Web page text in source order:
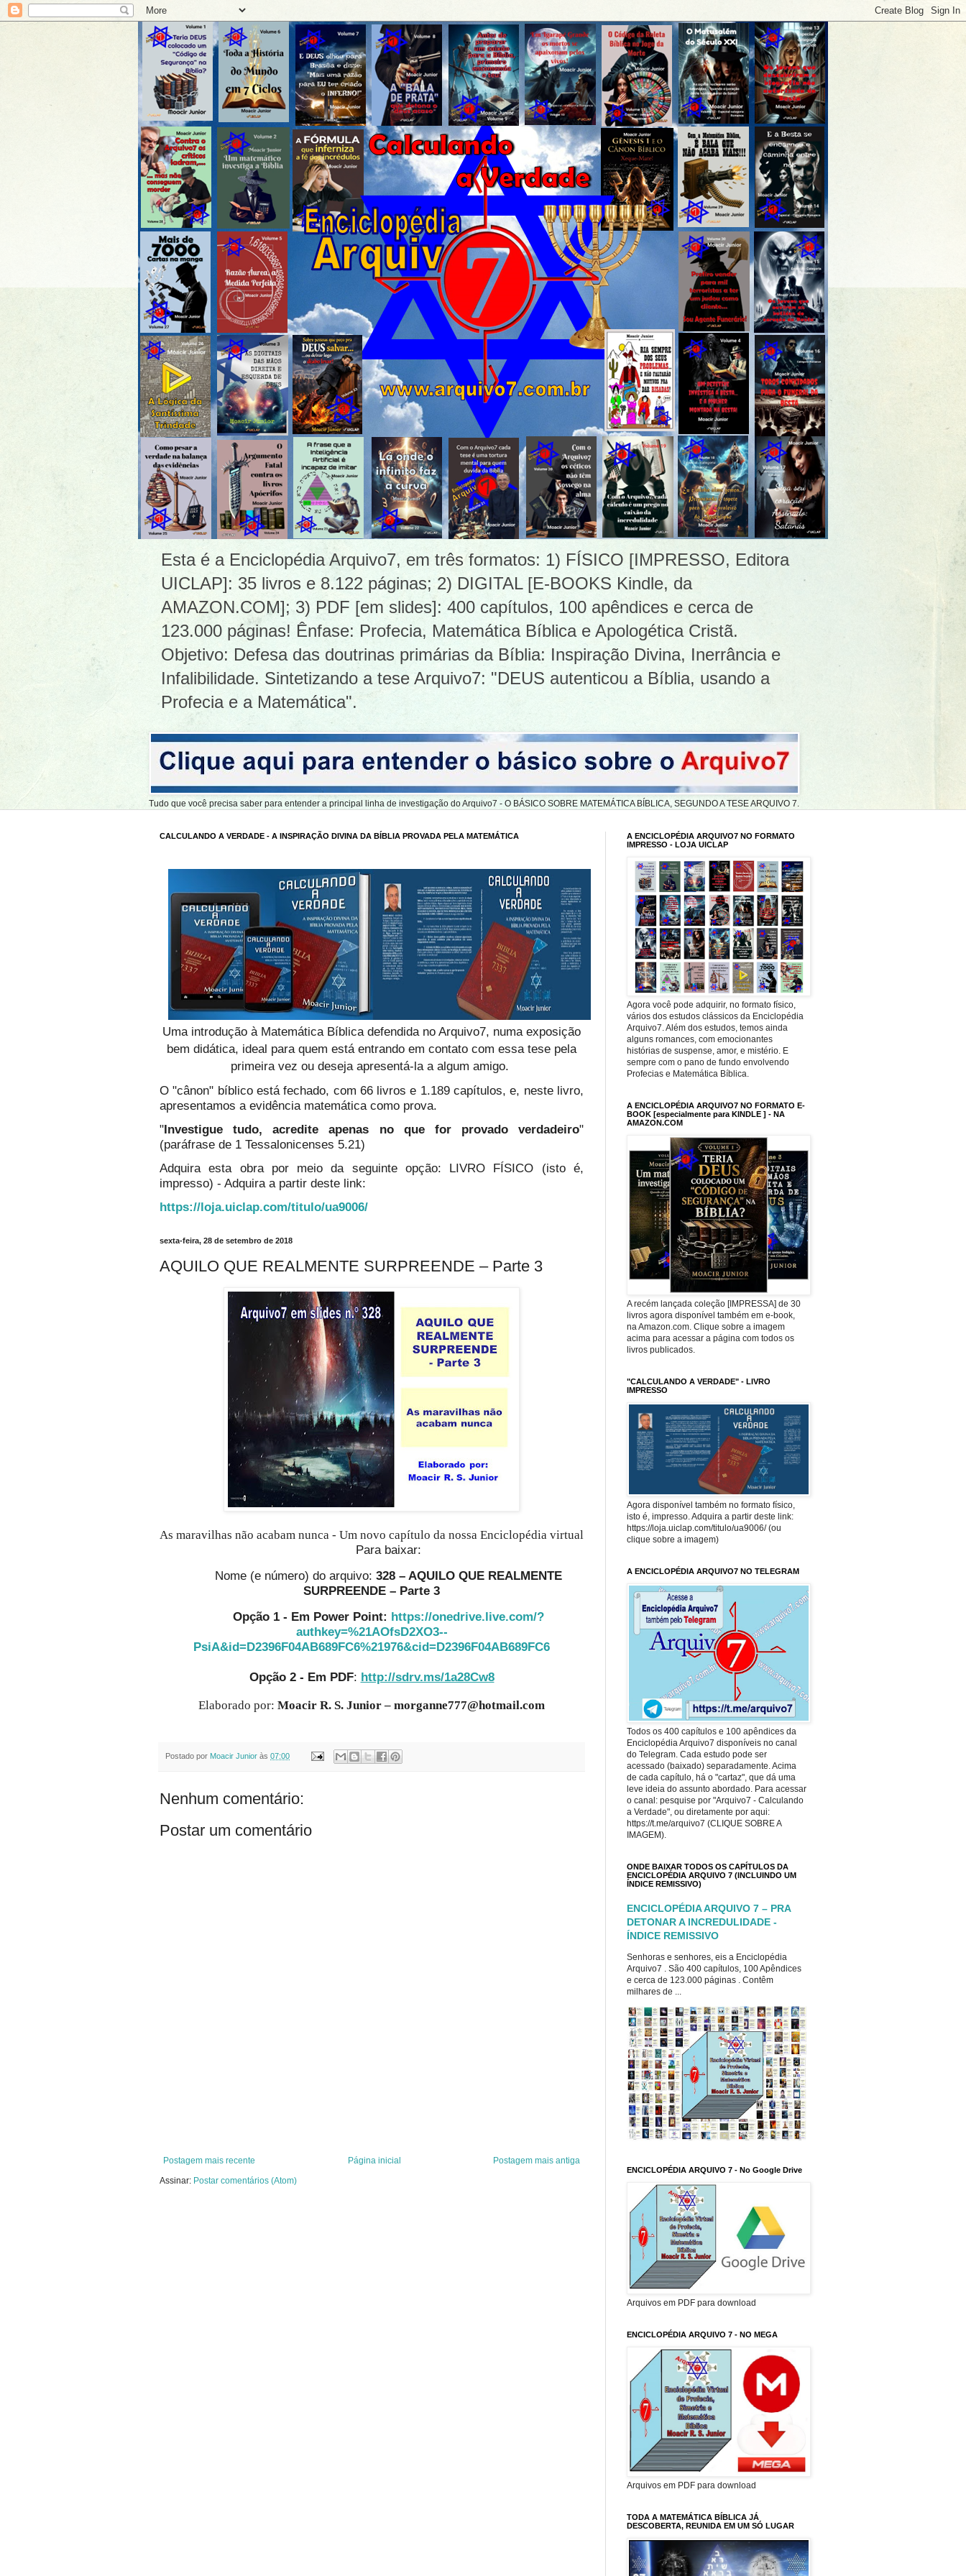
Esta é a Enciclopédia Arquivo7, em três formatos: 1) FÍSICO [IMPRESSO, Editora
UICLAP]: 35 livros e 8.122 páginas; 2) DIGITAL [E-BOOKS Kindle, da
AMAZON.COM]; 3) PDF [em slides]: 400 capítulos, 100 apêndices e cerca de
123.000 páginas! Ênfase: Profecia, Matemática Bíblica e Apologética Cristã.
Objetivo: Defesa das doutrinas primárias da Bíblia: Inspiração Divina, Inerrância e
Infalibilidade. Sintetizando a tese Arquivo7: "DEUS autenticou a Bíblia, usando a
Profecia e a Matemática".
Tudo que você precisa saber para entender a principal linha de investigação do Arquivo7 - O BÁSICO SOBRE MATEMÁTICA BÍBLICA, SEGUNDO A TESE ARQUIVO 7.
CALCULANDO A VERDADE - A INSPIRAÇÃO DIVINA DA BÍBLIA PROVADA PELA MATEMÁTICA
Uma introdução à Matemática Bíblica defendida no Arquivo7, numa exposição
bem didática, ideal para quem está entrando em contato com essa tese pela
primeira vez ou deseja apresentá-la a algum amigo.
O "cânon" bíblico está fechado, com 66 livros e 1.189 capítulos, e, neste livro,
apresentamos a evidência matemática como prova.
"Investigue tudo, acredite apenas no que for provado verdadeiro"
(paráfrase de 1 Tessalonicenses 5.21)
Adquira esta obra por meio da seguinte opção: LIVRO FÍSICO (isto é,
impresso) - Adquira a partir deste link:
https://loja.uiclap.com/titulo/ua9006/
sexta-feira, 28 de setembro de 2018
AQUILO QUE REALMENTE SURPREENDE – Parte 3
As maravilhas não acabam nunca - Um novo capítulo da nossa Enciclopédia virtual
Para baixar:
Nome (e número) do arquivo:328 – AQUILO QUE REALMENTE
SURPREENDE – Parte 3
Opção 1 - Em Power Point: https://onedrive.live.com/?
authkey=%21AOfsD2XO3--
PsiA&id=D2396F04AB689FC6%21976&cid=D2396F04AB689FC6
Opção 2 - Em PDF: http://sdrv.ms/1a28Cw8
Elaborado por: Moacir R. S. Junior – morganne777@hotmail.com
Postado por Moacir Junior às 07:00
Nenhum comentário:
Postar um comentário
Postagem mais recente Postagem mais antiga
Página inicial
Assinar: Postar comentários (Atom)
A ENCICLOPÉDIA ARQUIVO7 NO FORMATO
IMPRESSO - LOJA UICLAP
Agora você pode adquirir, no formato físico,
vários dos estudos clássicos da Enciclopédia
Arquivo7. Além dos estudos, temos ainda
alguns romances, com emocionantes
histórias de suspense, amor, e mistério. E
sempre com o pano de fundo envolvendo
Profecias e Matemática Bíblica.
A ENCICLOPÉDIA ARQUIVO7 NO FORMATO E-
BOOK [especialmente para KINDLE ] - NA
AMAZON.COM
A recém lançada coleção [IMPRESSA] de 30
livros agora disponível também em e-book,
na Amazon.com. Clique sobre a imagem
acima para acessar a página com todos os
livros publicados.
"CALCULANDO A VERDADE" - LIVRO
IMPRESSO
Agora disponível também no formato físico,
isto é, impresso. Adquira a partir deste link:
https://loja.uiclap.com/titulo/ua9006/ (ou
clique sobre a imagem)
A ENCICLOPÉDIA ARQUIVO7 NO TELEGRAM
Todos os 400 capítulos e 100 apêndices da
Enciclopédia Arquivo7 disponíveis no canal
do Telegram. Cada estudo pode ser
acessado (baixado) separadamente. Acima
de cada capítulo, há o "cartaz", que dá uma
leve ideia do assunto abordado. Para acessar
o canal: pesquise por "Arquivo7 - Calculando
a Verdade", ou diretamente por aqui:
https://t.me/arquivo7 (CLIQUE SOBRE A
IMAGEM).
ONDE BAIXAR TODOS OS CAPÍTULOS DA
ENCICLOPÉDIA ARQUIVO 7 (INCLUINDO UM
ÍNDICE REMISSIVO)
ENCICLOPÉDIA ARQUIVO 7 – PRA
DETONAR A INCREDULIDADE -
ÍNDICE REMISSIVO
Senhoras e senhores, eis a Enciclopédia
Arquivo7 . São 400 capítulos, 100 Apêndices
e cerca de 123.000 páginas . Contêm
milhares de ...
ENCICLOPÉDIA ARQUIVO 7 - No Google Drive
Arquivos em PDF para download
ENCICLOPÉDIA ARQUIVO 7 - NO MEGA
Arquivos em PDF para download
TODA A MATEMÁTICA BÍBLICA JÁ
DESCOBERTA, REUNIDA EM UM SÓ LUGAR